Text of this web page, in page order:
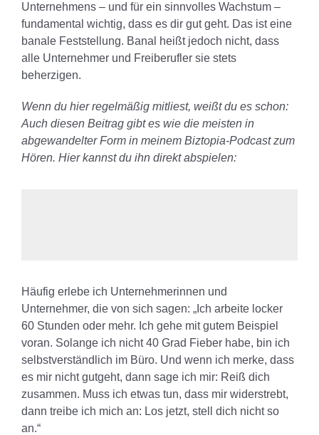
Unternehmens – und für ein sinnvolles Wachstum –
fundamental wichtig, dass es dir gut geht. Das ist eine
banale Feststellung. Banal heißt jedoch nicht, dass
alle Unternehmer und Freiberufler sie stets
beherzigen.
Wenn du hier regelmäßig mitliest, weißt du es schon:
Auch diesen Beitrag gibt es wie die meisten in
abgewandelter Form in meinem Biztopia-Podcast zum
Hören. Hier kannst du ihn direkt abspielen:
Häufig erlebe ich Unternehmerinnen und
Unternehmer, die von sich sagen: „Ich arbeite locker
60 Stunden oder mehr. Ich gehe mit gutem Beispiel
voran. Solange ich nicht 40 Grad Fieber habe, bin ich
selbstverständlich im Büro. Und wenn ich merke, dass
es mir nicht gutgeht, dann sage ich mir: Reiß dich
zusammen. Muss ich etwas tun, dass mir widerstrebt,
dann treibe ich mich an: Los jetzt, stell dich nicht so
an.“